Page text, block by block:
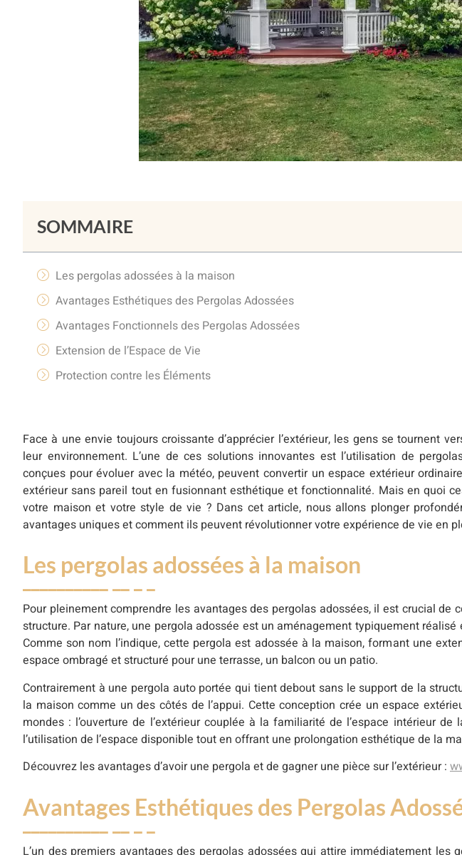
SOMMAIRE
Les pergolas adossées à la maison
Avantages Esthétiques des Pergolas Adossées
Avantages Fonctionnels des Pergolas Adossées
Extension de l’Espace de Vie
Protection contre les Éléments
Sélection et Installation de votre Pergola Adossée
Conclusion
Face à une envie toujours croissante d’apprécier l’extérieur, les gens se tournent
leur environnement. L’une de ces solutions innovantes est l’utilisation de
conçues pour évoluer avec la météo, peuvent convertir un espace extérieur
extérieur sans pareil tout en fusionnant esthétique et fonctionnalité. Mais en quoi
votre maison et votre style de vie ? Dans cet article, nous allons plonger
avantages uniques et comment ils peuvent révolutionner votre expérience de vie en
Les pergolas adossées à la maison
Pour pleinement comprendre les avantages des pergolas adossées, il est crucial de
structure. Par nature, une pergola adossée est un aménagement typiquement
Comme son nom l’indique, cette pergola est adossée à la maison, formant une
espace ombragé et structuré pour une terrasse, un balcon ou un patio.
Contrairement à une pergola auto portée qui tient debout sans le support de la
la maison comme un des côtés de l’appui. Cette conception crée un espace
mondes : l’ouverture de l’extérieur couplée à la familiarité de l’espace intérieur
l’utilisation de l’espace disponible tout en offrant une prolongation esthétique de la
Découvrez les avantages d’avoir une pergola et de gagner une pièce sur l’extérieur :
Avantages Esthétiques des Pergolas
L’un des premiers avantages des pergolas adossées qui attire immédiatement les